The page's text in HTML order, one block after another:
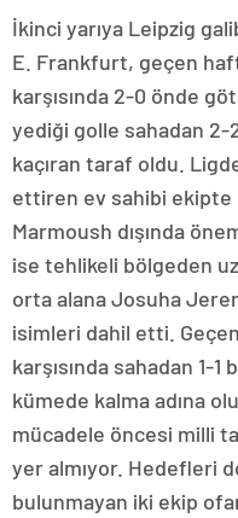
İkinci yarıya Leipzig
E. Frankfurt, geçen
karşısında 2-0 önde
yediği golle sahadan 2-
kaçıran taraf oldu.
ettiren ev sahibi ekipte
Marmoush dışında
ise tehlikeli bölgeden
orta alana Josuha
isimleri dahil etti.
karşısında sahadan 1-
kümede kalma adına
mücadele öncesi milli
yer almıyor. Hedefleri
bulunmayan iki ekip